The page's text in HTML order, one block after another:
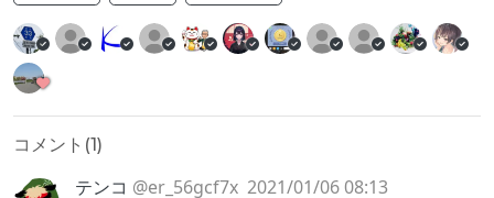
コメント(1)
テンコ @er_56gcf7x 2021/01/06 08:13